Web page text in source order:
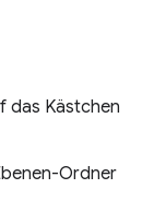
das Kästchen
Ordner